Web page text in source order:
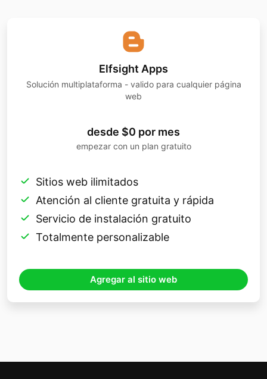
Elfsight Apps
Solución multiplataforma - valido para cualquier página
web
desde $0 por mes
empezar con un plan gratuito
Sitios web ilimitados
Atención al cliente gratuita y rápida
Servicio de instalación gratuito
Totalmente personalizable
Agregar al sitio web